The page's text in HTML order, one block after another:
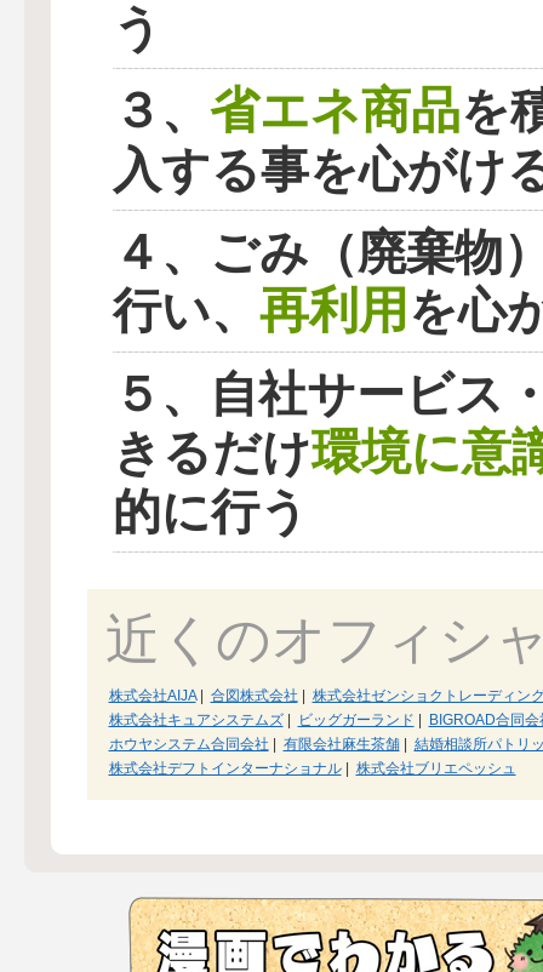
う
３、 省エネ商品を
入する事を心がけ
４、ごみ（廃棄物
行い、 再利用を心
５、自社サービス
きるだけ環境に意
的に行う
近くのオフィシ
株式会社AIJA| 合図株式会社
株式会社ゼンショクトレーディン
株式会社キュアシステムズ| ビッグガーランド
BIGROAD合同会
ホウヤシステム合同会社
有限会社麻生茶舗|
結婚相談所パトリ
株式会社デフトインターナショナル| 株式会社ブリエペッシュ